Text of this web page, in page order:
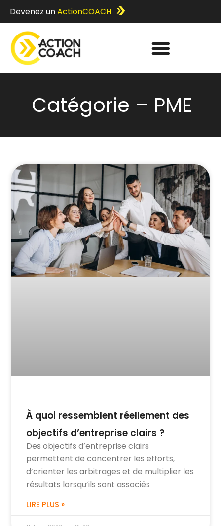
Devenez unActionCOACH
Catégorie – PME
À quoi ressemblent réellement des
objectifs d’entreprise clairs ?
Des objectifs d’entreprise clairs
permettent de concentrer les efforts,
d’orienter les arbitrages et de multiplier les
résultats lorsqu’ils sont associés
LIRE PLUS »